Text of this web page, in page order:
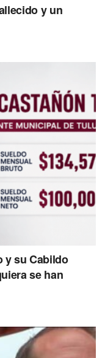
y un
y su Cabildo
se han